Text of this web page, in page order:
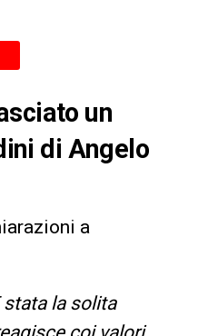
un
di Angelo
a
la solita